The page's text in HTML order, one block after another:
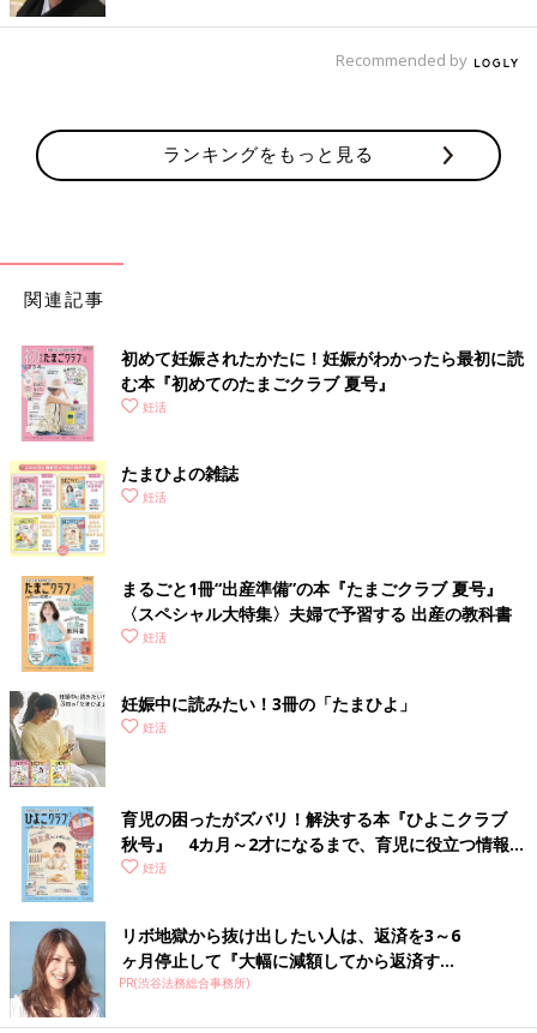
Recommended by
ランキングをもっと見る
関連記事
初めて妊娠されたかたに！妊娠がわかったら最初に読
む本『初めてのたまごクラブ 夏号』
妊活
たまひよの雑誌
妊活
まるごと1冊“出産準備”の本『たまごクラブ 夏号』
〈スペシャル大特集〉夫婦で予習する 出産の教科書
妊活
妊娠中に読みたい！3冊の「たまひよ」
妊活
育児の困ったがズバリ！解決する本『ひよこクラブ
秋号』 4カ月～2才になるまで、育児に役立つ情報が
いっぱい！
妊活
リボ地獄から抜け出したい人は、返済を3～6
ヶ月停止して『大幅に減額してから返済す...
PR(渋谷法務総合事務所)